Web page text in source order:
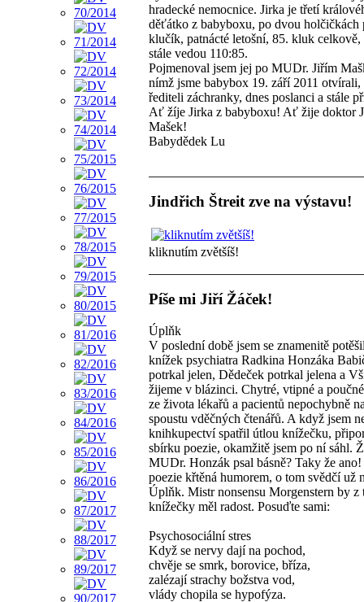
hradecké nemocnice. Jirka je třetí
děťátko z babyboxu, po dvou holčičkách
klučík, patnácté letošní, 85. kluk
stále vedou 110:85.
Pojmenoval jsem jej po MUDr. Jiřím
nímž jsme babybox 19. září 2011 otvírali,
řediteli záchranky, dnes poslanci a stále
Ať žíje Jirka z babyboxu! Ať žije doktor
Mašek!
Babydědek Lu
Jindřich Štreit zve na výstavu!
kliknutím zvětšíš!
Píše mi Jiří Žáček!
Úplňk
V poslední době jsem se znamenitě
knížek psychiatra Radkina Honzáka
potrkal jelen, Dědeček potrkal jelena a
žijeme v blázinci. Chytré, vtipné a
ze života lékařů a pacientů nepochybně
spoustu vděčných čtenářů. A když jsem
knihkupectví spatřil útlou knížečku,
sbírku poezie, okamžitě jsem po ní sáhl.
MUDr. Honzák psal básně? Taky že
poezie křtěná humorem, o tom svědčí už
Úplňk. Mistr nonsensu Morgenstern by z
knížečky měl radost. Posuďte sami:
Psychosociální stres
Když se nervy dají na pochod,
chvěje se smrk, borovice, bříza,
zalézají strachy božstva vod,
vlády chopila se hypofýza.